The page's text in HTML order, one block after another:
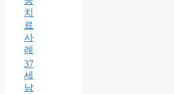
치
료
사
례
37
세
남